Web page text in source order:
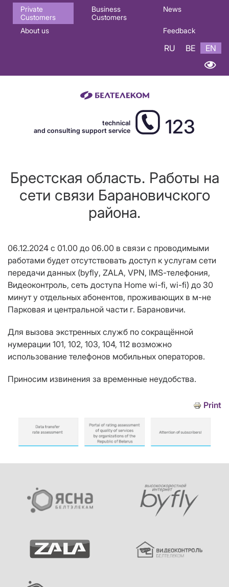
Основная
навигация
Private
Customers
Business
Customers
News
About us Feedback
RU BE EN
technical
and consulting support service
123
Брестская область. Работы на
сети связи Барановичского
района.
06.12.2024 с 01.00 до 06.00 в связи с проводимыми
работами будет отсутствовать доступ к услугам сети
передачи данных (byfly, ZALA, VPN, IMS-телефония,
Видеоконтроль, сеть доступа Home wi-fi, wi-fi) до 30
минут у отдельных абонентов, проживающих в м-не
Парковая и центральной части г. Барановичи.
Для вызова экстренных служб по сокращённой
нумерации 101, 102, 103, 104, 112 возможно
использование телефонов мобильных операторов.
Приносим извинения за временные неудобства.
Print